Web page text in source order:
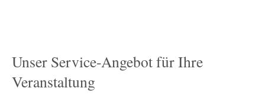
Unser Service-Angebot für Ihre
Veranstaltung